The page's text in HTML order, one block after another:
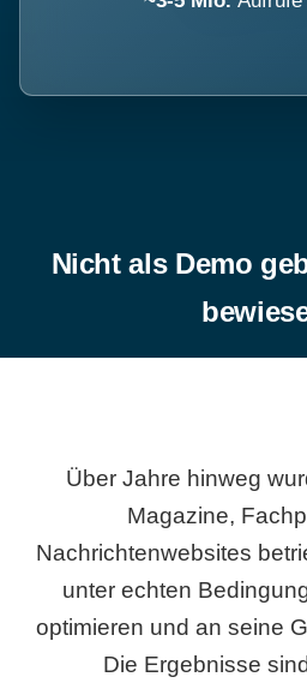
Nicht als Demo
Über Jahre hinweg
Magazine,
Nachrichtenwebsites
unter echten
optimieren und an seine
Die Ergebnisse